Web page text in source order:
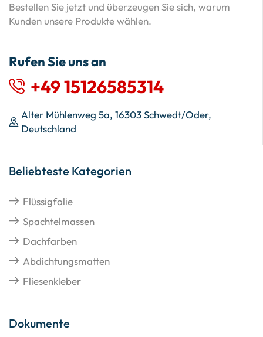
Bestellen Sie jetzt und überzeugen Sie sich, warum
Kunden unsere Produkte wählen.
Rufen Sie uns an
+49 15126585314
Alter Mühlenweg 5a, 16303 Schwedt/Oder,
Deutschland
Beliebteste Kategorien
Flüssigfolie
Spachtelmassen
Dachfarben
Abdichtungsmatten
Fliesenkleber
Dokumente